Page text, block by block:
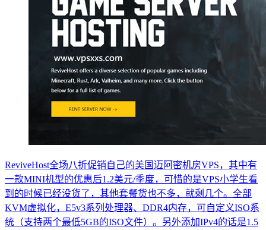
ReviveHost全场八折促销自己的美国迈阿密机房VPS，其中有
一款MINI机型的优惠后1.2美元/季度，可惜的是VPS小学生看
到的时候已经没货了，其他套餐货也不多，就剩几个。全部
KVM虚拟化，E5v3系列处理器、DDR4内存，可自定义ISO系
统（支持两个最低5GB的ISO文件）。另外添加IPv4的话是1.5